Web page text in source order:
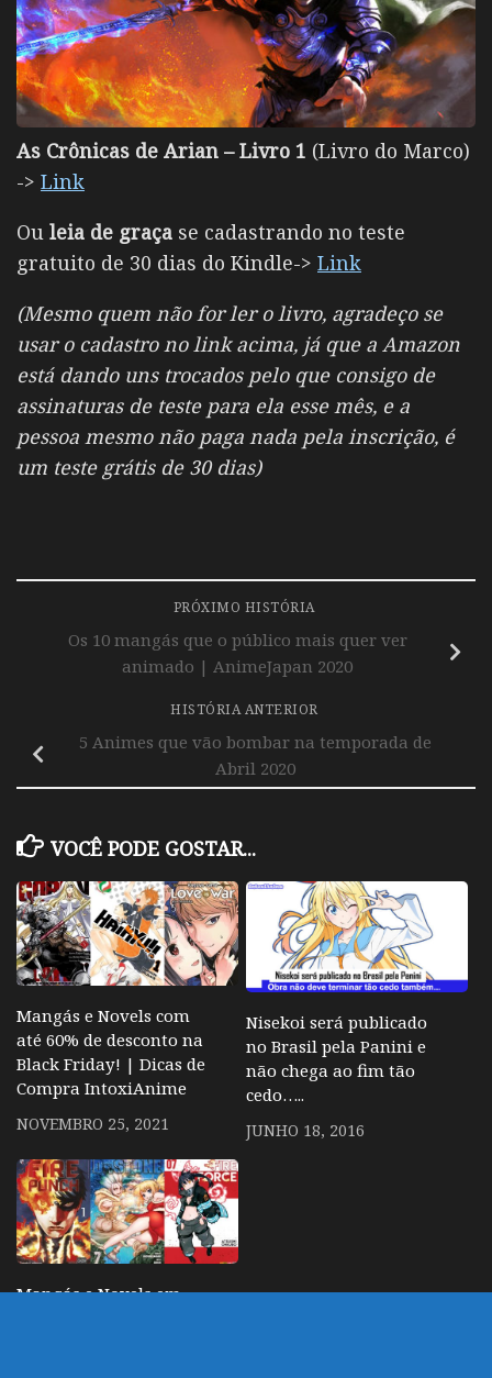
As Crônicas de Arian – Livro 1 (Livro do Marco)
-> Link
Ou leia de graça se cadastrando no teste
gratuito de 30 dias do Kindle-> Link
(Mesmo quem não for ler o livro, agradeço se
usar o cadastro no link acima, já que a Amazon
está dando uns trocados pelo que consigo de
assinaturas de teste para ela esse mês, e a
pessoa mesmo não paga nada pela inscrição, é
um teste grátis de 30 dias)
PRÓXIMO HISTÓRIA
Os 10 mangás que o público mais quer ver
animado | AnimeJapan 2020
HISTÓRIA ANTERIOR
5 Animes que vão bombar na temporada de
Abril 2020
VOCÊ PODE GOSTAR...
Mangás e Novels com
até 60% de desconto na
Black Friday! | Dicas de
Compra IntoxiAnime
NOVEMBRO 25, 2021
Nisekoi será publicado
no Brasil pela Panini e
não chega ao fim tão
cedo…..
JUNHO 18, 2016
Mangás e Novels em